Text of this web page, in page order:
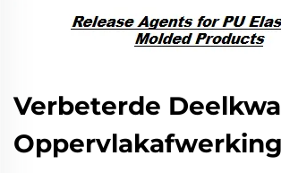
Verbeterde